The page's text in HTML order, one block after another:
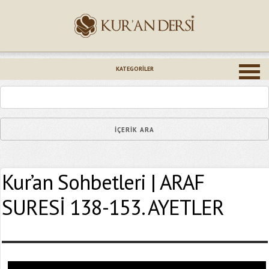
KATEGORILER
Kur’an Sohbetleri | ARAF
SURESİ 138-153. AYETLER
Epostanız (*)
Yaşadığınız Hatanın Ayrıntıları